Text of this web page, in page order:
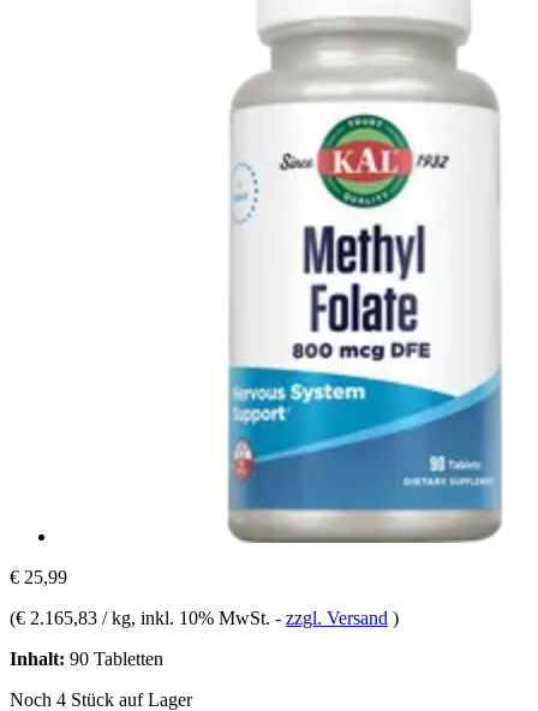
€ 25,99
(€ 2.165,83 / kg, inkl. 10% MwSt. - zzgl. Versand )
Inhalt: 90 Tabletten
Noch 4 Stück auf Lager